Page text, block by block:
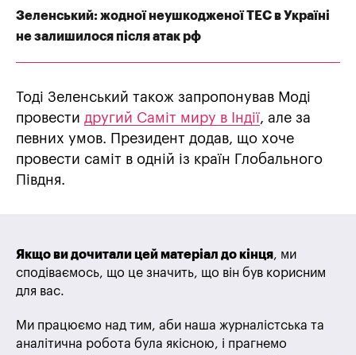
Зеленський: жодної неушкодженої ТЕС в Україні
не залишилося після атак рф
Тоді Зеленський також запропонував Моді
провести другий Саміт миру в Індії, але за
певних умов. Президент додав, що хоче
провести саміт в одній із країн Глобального
Півдня.
Якщо ви дочитали цей матеріал до кінця, ми
сподіваємось, що це значить, що він був корисним
для вас.
Ми працюємо над тим, аби наша журналістська та
аналітична робота була якісною, і прагнемо